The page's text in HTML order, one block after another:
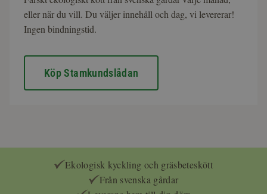
eller när du vill. Du väljer innehåll och dag, vi levererar!
Ingen bindningstid.
Köp Stamkundslådan
Ekologisk kyckling och gräsbeteskött
Från svenska gårdar